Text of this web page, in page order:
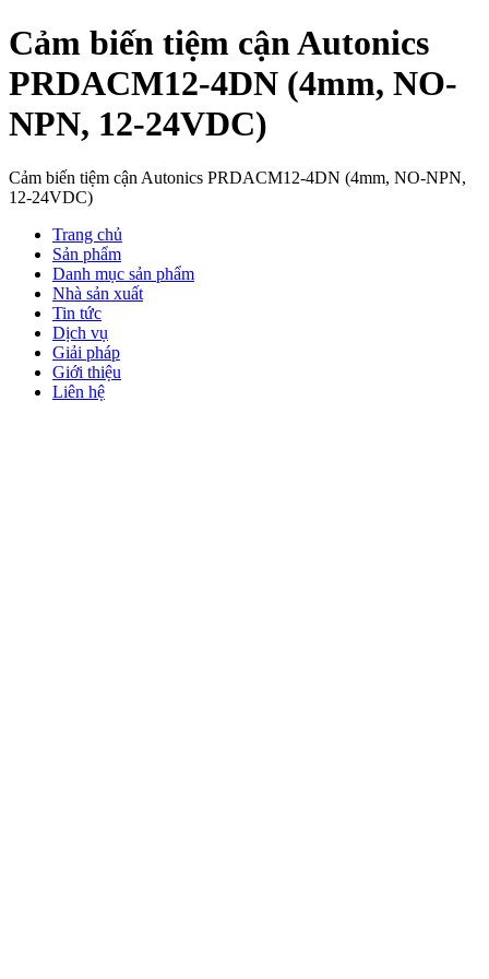
Cảm biến tiệm cận Autonics
PRDACM12-4DN (4mm, NO-
NPN, 12-24VDC)
Cảm biến tiệm cận Autonics PRDACM12-4DN (4mm, NO-NPN,
12-24VDC)
Trang chủ
Sản phẩm
Danh mục sản phẩm
Nhà sản xuất
Tin tức
Dịch vụ
Giải pháp
Giới thiệu
Liên hệ